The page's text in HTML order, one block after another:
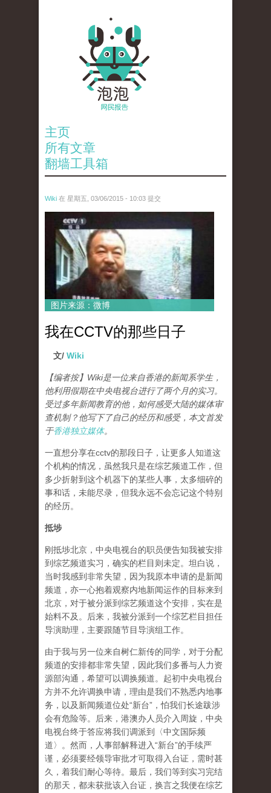
主页
所有文章
翻墙工具箱
Wiki 在 星期五, 03/06/2015 - 10:03 提交
ai_wei_wei_.jpg
图片来源：微博
我在CCTV的那些日子
文/ Wiki
【编者按】Wiki是一位来自香港的新闻系学生，
他利用假期在中央电视台进行了两个月的实习。
受过多年新闻教育的他，如何感受大陆的媒体审
查机制？他写下了自己的经历和感受，本文首发
于香港独立媒体。
一直想分享在cctv的那段日子，让更多人知道这
个机构的情况，虽然我只是在综艺频道工作，但
多少折射到这个机器下的某些人事，太多细碎的
事和话，未能尽录，但我永远不会忘记这个特别
的经历。
抵埗
刚抵埗北京，中央电视台的职员便告知我被安排
到综艺频道实习，确实的栏目则未定。坦白说，
当时我感到非常失望，因为我原本申请的是新闻
频道，亦一心抱着观察内地新闻运作的目标来到
北京，对于被分派到综艺频道这个安排，实在是
始料不及。后来，我被分派到一个综艺栏目担任
导演助理，主要跟随节目导演组工作。
由于我与另一位来自树仁新传的同学，对于分配
频道的安排都非常失望，因此我们多番与人力资
源部沟通，希望可以调换频道。起初中央电视台
方并不允许调换申请，理由是我们不熟悉内地事
务，以及新闻频道位处“新台”，怕我们长途跋涉
会有危险等。后来，港澳办人员介入周旋，中央
电视台终于答应将我们调派到〈中文国际频
道〉。然而，人事部解释进入“新台”的手续严
谨，必须要经领导审批才可取得入台证，需时甚
久，着我们耐心等待。最后，我们等到实习完结
的那天，都未获批该入台证，换言之我便在综艺